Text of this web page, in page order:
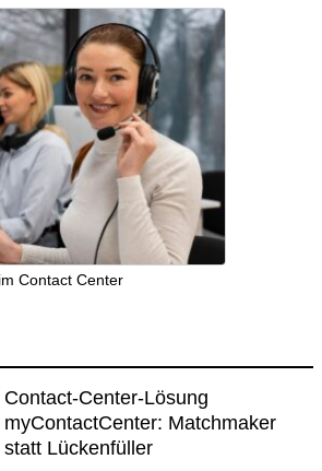
Contact Center
Contact-Center-Lösung
myContactCenter: Matchmaker
statt Lückenfüller